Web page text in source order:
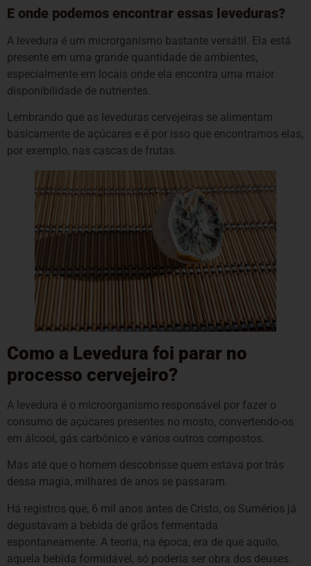
E onde podemos encontrar essas leveduras?
A levedura é um microrganismo bastante versátil. Ela está
presente em uma grande quantidade de ambientes,
especialmente em locais onde ela encontra uma maior
disponibilidade de nutrientes.
Lembrando que as leveduras cervejeiras se alimentam
basicamente de açúcares e é por isso que encontramos elas,
por exemplo, nas cascas de frutas.
Como a Levedura foi parar no
processo cervejeiro?
A levedura é o microorganismo responsável por fazer o
consumo de açúcares presentes no mosto, convertendo-os
em álcool, gás carbônico e vários outros compostos.
Mas até que o homem descobrisse quem estava por trás
dessa magia, milhares de anos se passaram.
Há registros que, 6 mil anos antes de Cristo, os Sumérios já
degustavam a bebida de grãos fermentada
espontaneamente. A teoria, na época, era de que aquilo,
aquela bebida formidável, só poderia ser obra dos deuses.